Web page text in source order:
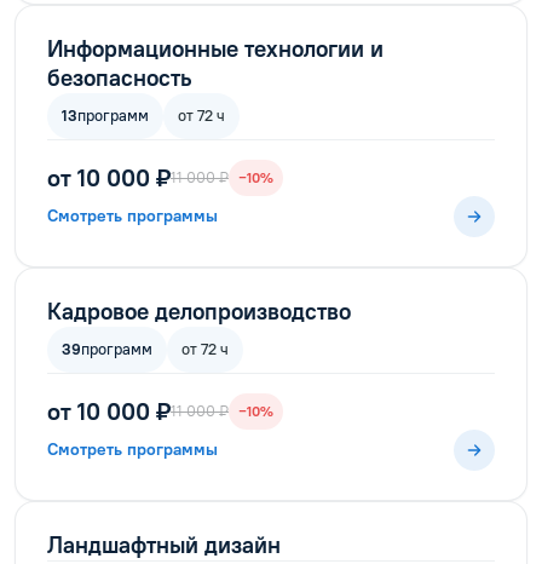
Информационные технологии и
безопасность
13программ от 72 ч
от 10 000 ₽11 000 ₽ −10%
Смотреть программы
Кадровое делопроизводство
39программ от 72 ч
от 10 000 ₽11 000 ₽ −10%
Смотреть программы
Ландшафтный дизайн